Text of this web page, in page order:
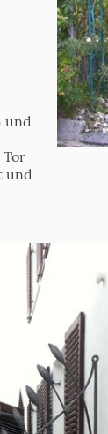
und
Tor
und